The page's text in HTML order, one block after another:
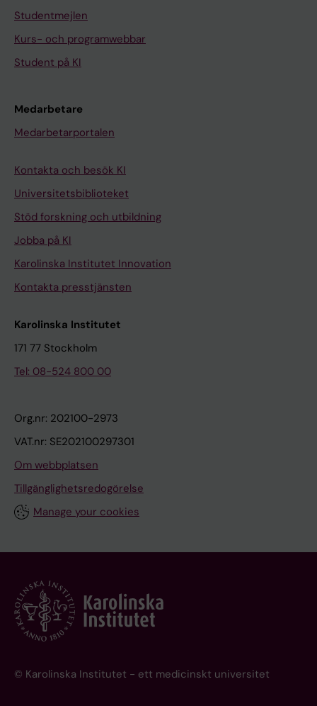
Studentmejlen
Kurs- och programwebbar
Student på KI
Medarbetare
Medarbetarportalen
Kontakta och besök KI
Universitetsbiblioteket
Stöd forskning och utbildning
Jobba på KI
Karolinska Institutet Innovation
Kontakta presstjänsten
Karolinska Institutet
171 77 Stockholm
Tel: 08-524 800 00
Org.nr: 202100-2973
VAT.nr: SE202100297301
Om webbplatsen
Tillgänglighetsredogörelse
Manage your cookies
© Karolinska Institutet - ett medicinskt universitet